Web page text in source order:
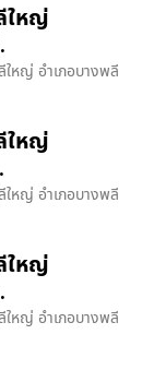
ใหญ่
ใหญ่ อำเภอบางพลี
ใหญ่
ใหญ่ อำเภอบางพลี
ใหญ่
ใหญ่ อำเภอบางพลี